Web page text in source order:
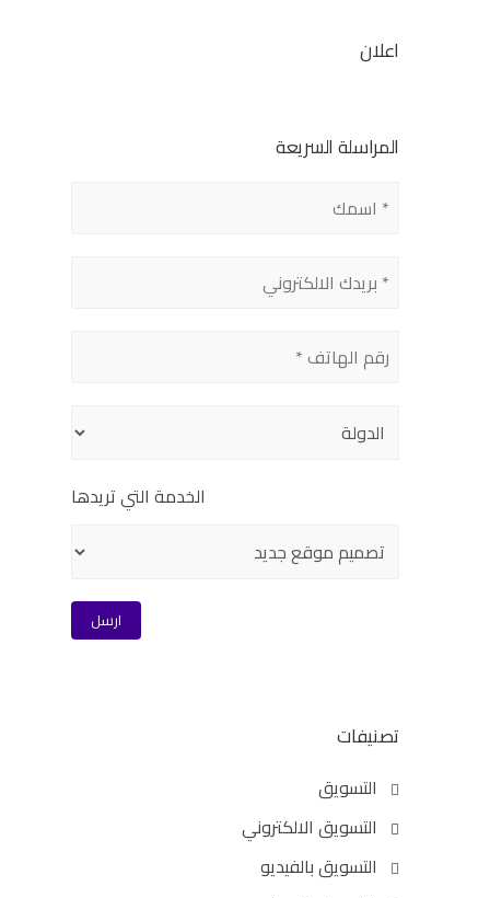
اعلان
المراسلة السريعة
الخدمة التي تريدها
تصنيفات
التسويق
التسويق الالكتروني
التسويق بالفيديو